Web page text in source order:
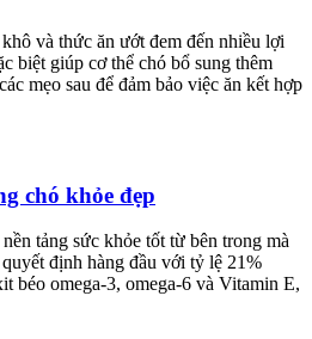
và thức ăn ướt đem đến nhiều lợi
biệt giúp cơ thể chó bổ sung thêm
mẹo sau để đảm bảo việc ăn kết hợp
chó khỏe đẹp
tảng sức khỏe tốt từ bên trong mà
định hàng đầu với tỷ lệ 21%
béo omega-3, omega-6 và Vitamin E,